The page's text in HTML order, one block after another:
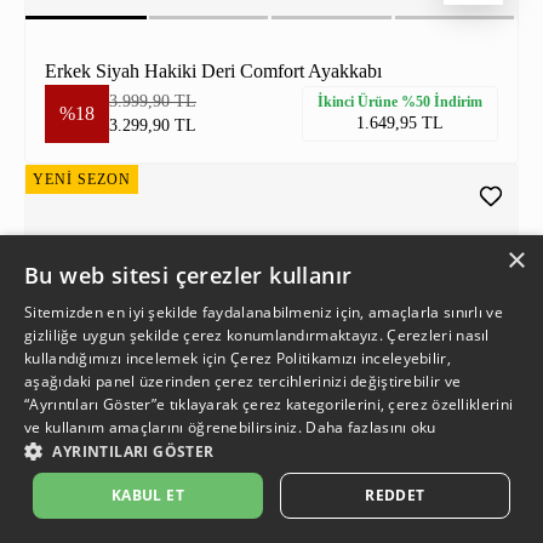
Erkek Siyah Hakiki Deri Comfort Ayakkabı
%18
3.999,90 TL
3.299,90 TL
İkinci Ürüne %50 İndirim
1.649,95 TL
YENİ SEZON
×
Bu web sitesi çerezler kullanır
Sitemizden en iyi şekilde faydalanabilmeniz için, amaçlarla sınırlı ve
gizliliğe uygun şekilde çerez konumlandırmaktayız. Çerezleri nasıl
kullandığımızı incelemek içinÇerez Politikamızı inceleyebilir,
aşağıdaki panel üzerinden çerez tercihlerinizi değiştirebilir ve
“Ayrıntıları Göster”e tıklayarak çerez kategorilerini, çerez özelliklerini
ve kullanım amaçlarını öğrenebilirsiniz. Daha fazlasını oku
AYRINTILARI GÖSTER
KABUL ET REDDET